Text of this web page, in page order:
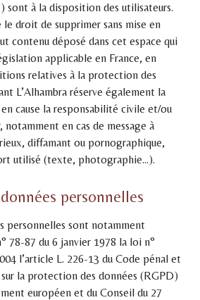
sont à la disposition des utilisateurs.
le droit de supprimer sans mise en
contenu déposé dans cet espace qui
applicable en France, en
relatives à la protection des
L’Alhambra réserve également la
cause la responsabilité civile et/ou
notamment en cas de message à
diffamant ou pornographique,
utilisé (texte, photographie…).
personnelles
personnelles sont notamment
78-87 du 6 janvier 1978 la loi n°
l’article L. 226-13 du Code pénal et
la protection des données (RGPD)
européen et du Conseil du 27